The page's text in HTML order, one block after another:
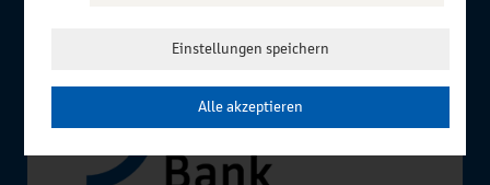
In Zusammenarbeit mit
Einstellungen speichern
Alle akzeptieren